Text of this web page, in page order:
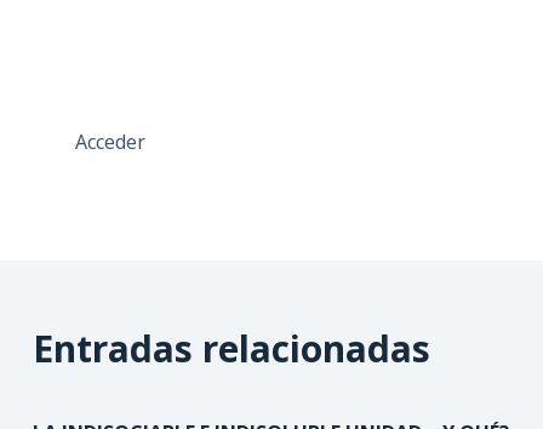
Acceder
Entradas relacionadas